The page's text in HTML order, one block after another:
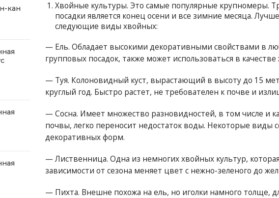
Хвойные культуры. Это самые популярные крупномеры.
посадки является конец осени и все зимние месяца.
следующие виды хвойных:
— Ель. Обладает высокими декоративными свойствами в
групповых посадок, также может использоваться в
— Туя. Колоновидный куст, вырастающий в высоту до 15
круглый год. Быстро растет, не требователен к почве и
— Сосна. Имеет множество разновидностей, в том числе и
почвы, легко переносит недостаток воды. Некоторые виды
декоративных форм.
— Лиственница. Одна из немногих хвойных культур,
зависимости от сезона меняет цвет с нежно-зеленого до
— Пихта. Внешне похожа на ель, но иголки намного толще,
кан